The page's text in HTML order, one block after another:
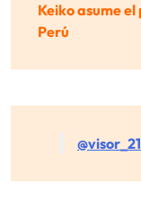
Keiko asume
Perú
@visor_21